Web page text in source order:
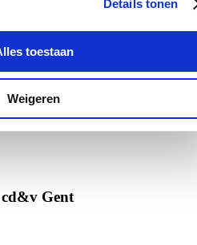
Details tonen
toestaan
Weigeren
van het jaar
Gent